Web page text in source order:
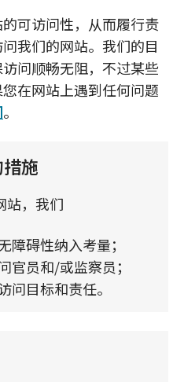
可访问性，从而履行责
我们的网站。我们的目
问顺畅无阻，不过某些
在网站上遇到任何问题
。
施
站，我们
障碍性纳入考量；
官员和/或监察员；
问目标和责任。